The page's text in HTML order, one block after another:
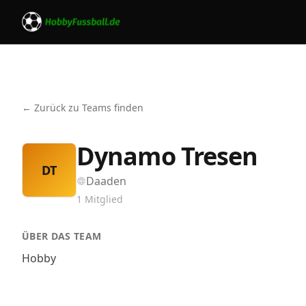
← Zurück zu Teams finden
DT Dynamo Tresen
Daaden
1 Mitglied
ÜBER DAS TEAM
Hobby